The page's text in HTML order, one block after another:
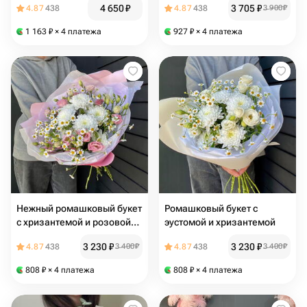
4.87438 4 650₽
1 163 ₽ × 4 платежа
4.87438 3 705₽3 900₽
927 ₽ × 4 платежа
Нежный ромашковый букет
с хризантемой и розовой
4.87438 3 230₽3 400₽
808 ₽ × 4 платежа
Ромашковый букет с
эустомой и хризантемой
4.87438 3 230₽3 400₽
808 ₽ × 4 платежа